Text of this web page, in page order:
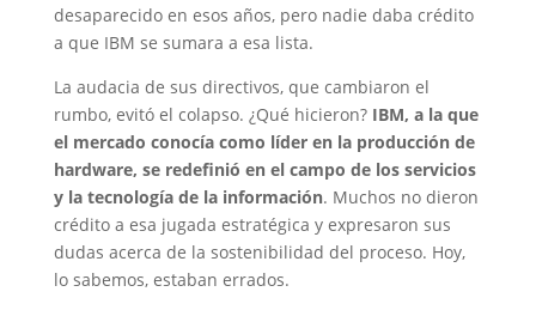
desaparecido en esos años, pero nadie daba crédito
a que IBM se sumara a esa lista.
La audacia de sus directivos, que cambiaron el
rumbo, evitó el colapso. ¿Qué hicieron? IBM, a la que
el mercado conocía como líder en la producción de
hardware, se redefinió en el campo de los servicios
y la tecnología de la información. Muchos no dieron
crédito a esa jugada estratégica y expresaron sus
dudas acerca de la sostenibilidad del proceso. Hoy,
lo sabemos, estaban errados.